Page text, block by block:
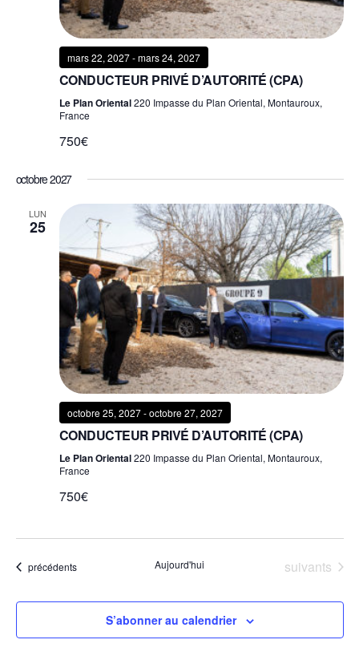
mars 22, 2027-mars 24, 2027
CONDUCTEUR PRIVÉ D’AUTORITÉ (CPA)
Le Plan Oriental220 Impasse du Plan Oriental, Montauroux,
France
750€
octobre 2027
LUN
25
octobre 25, 2027-octobre 27, 2027
CONDUCTEUR PRIVÉ D’AUTORITÉ (CPA)
Le Plan Oriental220 Impasse du Plan Oriental, Montauroux,
France
750€
Évènements
précédents Aujourd'hui Évènements
suivants
S’abonner au calendrier